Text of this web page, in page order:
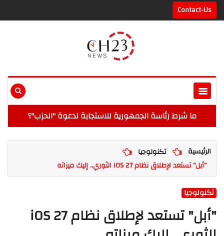
Contact-Us
ما شرط رئاسة الجمهورية للاستجابة لدعوة "الحزب"؟
الرئيسية
تكنولوجيا
"أبل" تستعد لإطلاق نظام iOS 27 الثوري.. إليك ميزاته
تكنولوجيا
"أبل" تستعد لإطلاق نظام iOS 27